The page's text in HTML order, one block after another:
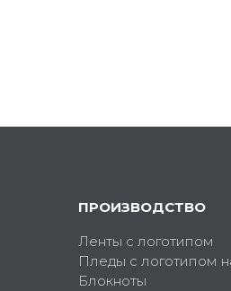
ПРОИЗВОДСТВО
Ленты с логотипом
Пледы с логотипом
Блокноты